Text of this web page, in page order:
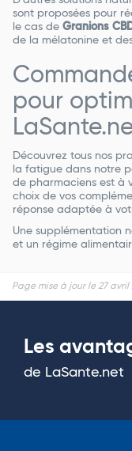
sont proposées pour
le cas de Granions
de la mélatonine et
pour
Découvrez tous nos
la fatigue dans notre
de pharmaciens est à
choix de vos
réponse adaptée à
Une supplémentation
et un régime
Page mise à jour le 27 avril
Les
de LaSante.net